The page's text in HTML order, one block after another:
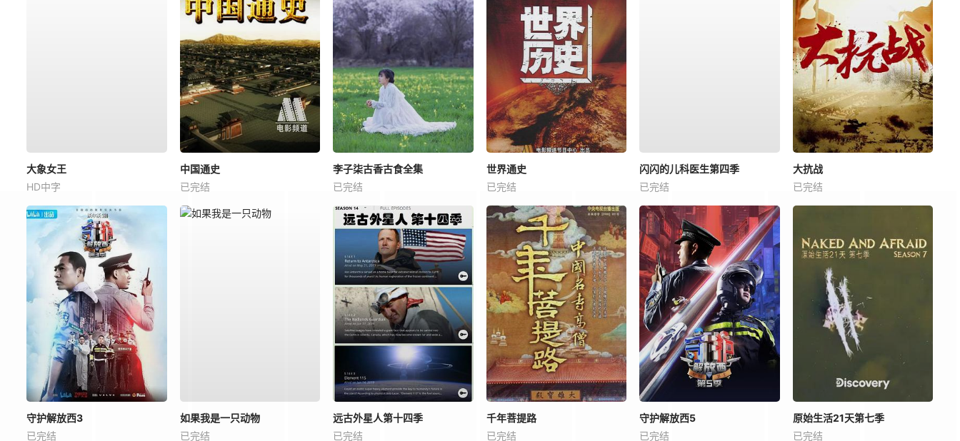
大象女王
HD中字
中国通史
已完结
李子柒古香古食全集
已完结
世界通史
已完结
闪闪的儿科医生第四季
已完结
大抗战
已完结
守护解放西3
已完结
如果我是一只动物
已完结
远古外星人第十四季
已完结
千年菩提路
已完结
守护解放西5
已完结
原始生活21天第七季
已完结